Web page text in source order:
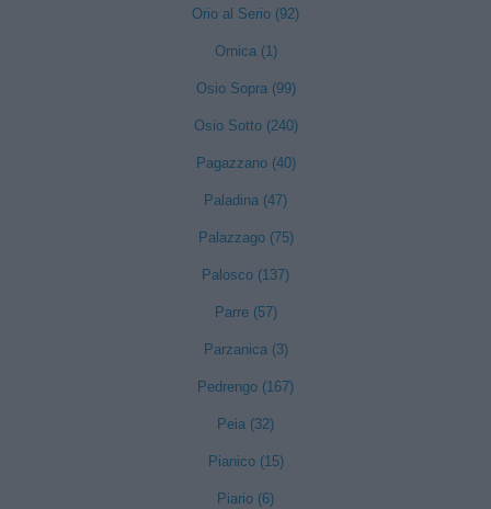
Orio al Serio (92)
Ornica (1)
Osio Sopra (99)
Osio Sotto (240)
Pagazzano (40)
Paladina (47)
Palazzago (75)
Palosco (137)
Parre (57)
Parzanica (3)
Pedrengo (167)
Peia (32)
Pianico (15)
Piario (6)